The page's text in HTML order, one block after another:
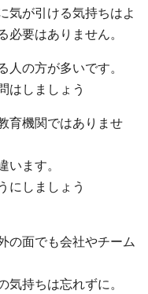
気が引ける気持ちはよ
必要はありません。
の方が多いです。
はしましょう
育機関ではありませ
ます。
にしましょう
の面でも会社やチーム
持ちは忘れずに。